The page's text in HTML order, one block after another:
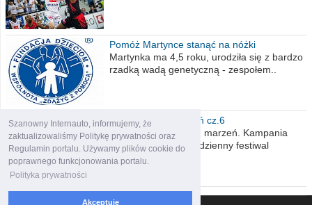
Szanowny Internauto, informujemy, że
zaktualizowaliśmy Politykę prywatności oraz
Regulamin portalu. Używamy plików cookie do
poprawnego funkcjonowania portalu.
Polityka prywatności
Akceptuję
Pomóż Martynce stanąć na nóżki
Martynka ma 4,5 roku, urodziła się z bardzo
rzadką wadą genetyczną - zespołem..
Polska moich marzeń cz.6
Nadszedł kres moich marzeń. Kampania
wyborcza czyli niecodzienny festiwal
obietnic,..